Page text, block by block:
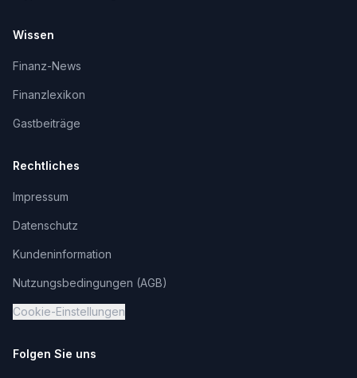
Wissen
Finanz-News
Finanzlexikon
Gastbeiträge
Rechtliches
Impressum
Datenschutz
Kundeninformation
Nutzungsbedingungen (AGB)
Cookie-Einstellungen
Folgen Sie uns